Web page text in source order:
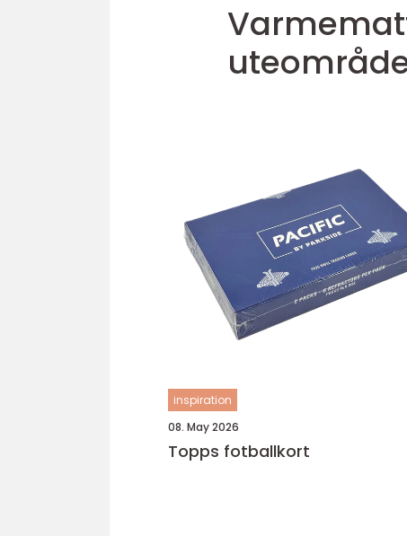
Varmematte enkel vei til isfrie
inspiration
08. May 2026
Topps fotballkort